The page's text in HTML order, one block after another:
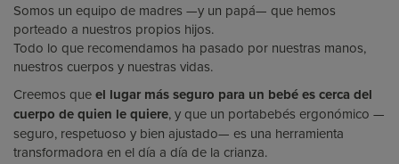
Somos un equipo de madres —y un papá— que hemos
porteado a nuestros propios hijos.
Todo lo que recomendamos ha pasado por nuestras manos,
nuestros cuerpos y nuestras vidas.
Creemos queel lugar más seguro para un bebé es cerca del
cuerpo de quien le quiere, y que un portabebés ergonómico —
seguro, respetuoso y bien ajustado— es una herramienta
transformadora en el día a día de la crianza.